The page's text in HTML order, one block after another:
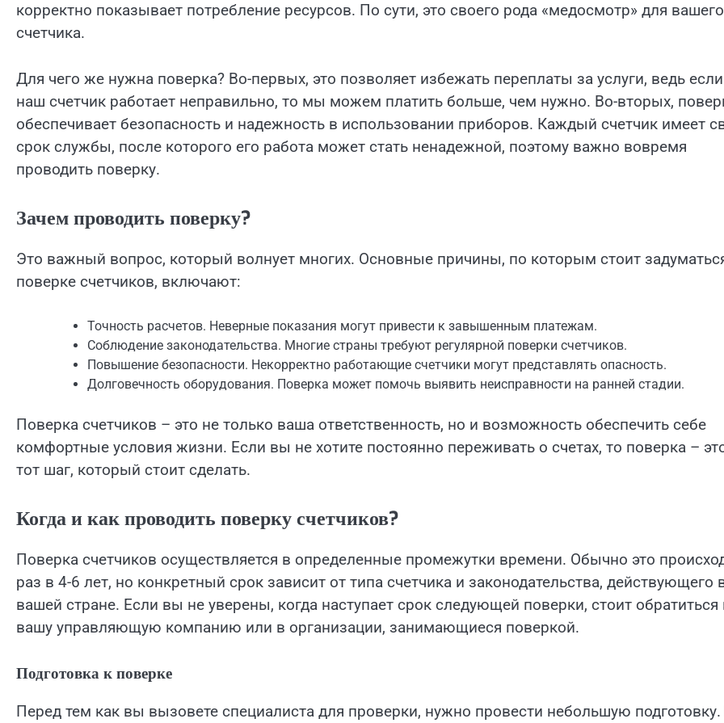
корректно показывает потребление ресурсов. По сути, это своего рода «медосмотр» для вашего
счетчика.
Для чего же нужна поверка? Во-первых, это позволяет избежать переплаты за услуги, ведь если
наш счетчик работает неправильно, то мы можем платить больше, чем нужно. Во-вторых,
обеспечивает безопасность и надежность в использовании приборов. Каждый счетчик имеет
срок службы, после которого его работа может стать ненадежной, поэтому важно вовремя
проводить поверку.
Зачем проводить поверку?
Это важный вопрос, который волнует многих. Основные причины, по которым стоит
поверке счетчиков, включают:
Точность расчетов. Неверные показания могут привести к завышенным платежам.
Соблюдение законодательства. Многие страны требуют регулярной поверки счетчиков.
Повышение безопасности. Некорректно работающие счетчики могут представлять опасность.
Долговечность оборудования. Поверка может помочь выявить неисправности на ранней стадии.
Поверка счетчиков – это не только ваша ответственность, но и возможность обеспечить себе
комфортные условия жизни. Если вы не хотите постоянно переживать о счетах, то поверка –
тот шаг, который стоит сделать.
Когда и как проводить поверку счетчиков?
Поверка счетчиков осуществляется в определенные промежутки времени. Обычно это
раз в 4-6 лет, но конкретный срок зависит от типа счетчика и законодательства, действующего
вашей стране. Если вы не уверены, когда наступает срок следующей поверки, стоит обратиться
вашу управляющую компанию или в организации, занимающиеся поверкой.
Подготовка к поверке
Перед тем как вы вызовете специалиста для проверки, нужно провести небольшую